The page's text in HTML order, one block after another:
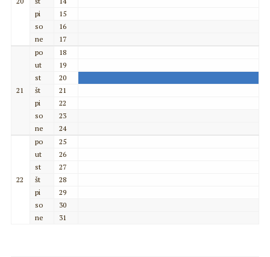
pi
15
so
16
ne
17
21
po
18
ut
19
st
20
št
21
pi
22
so
23
ne
24
22
po
25
ut
26
st
27
št
28
pi
29
so
30
ne
31